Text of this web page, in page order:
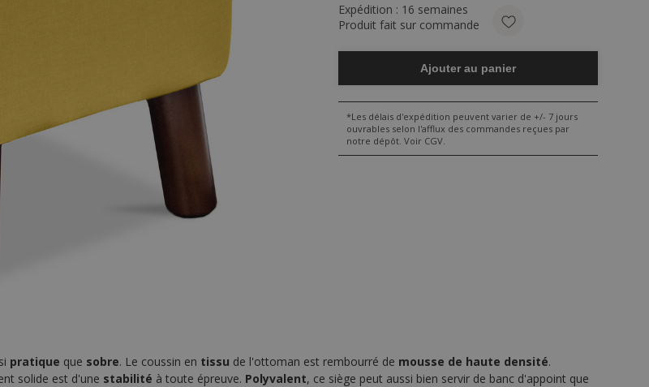
Expédition : 16 semaines
Produit fait sur commande
Ajouter au panier
*Les délais d'expédition peuvent varier de +/- 7 jours
ouvrables selon l'afflux des commandes reçues par
notre dépôt. Voir CGV.
pratique que sobre. Le coussin en tissu de l'ottoman est rembourré de mousse de haute densité.
solide est d'une stabilité à toute épreuve. Polyvalent, ce siège peut aussi bien servir de banc d'appoint que